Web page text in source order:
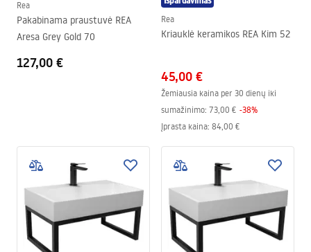
Rea
Pakabinama praustuvė REA
Aresa Grey Gold 70
127,00 €
Rea
Kriauklė keramikos REA Kim 52
45,00 €
Žemiausia kaina per 30 dienų iki
sumažinimo: 73,00 € -38%
Įprasta kaina: 84,00 €